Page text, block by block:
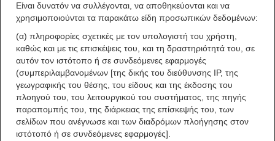
Είναι δυνατόν να συλλέγονται, να αποθηκεύονται και να
χρησιμοποιούνται τα παρακάτω είδη προσωπικών δεδομένων:
(α) πληροφορίες σχετικές με τον υπολογιστή του χρήστη,
καθώς και με τις επισκέψεις του, και τη δραστηριότητά του, σε
αυτόν τον ιστότοπο ή σε συνδεόμενες εφαρμογές
(συμπεριλαμβανομένων [της δικής του διεύθυνσης IP, της
γεωγραφικής του θέσης, του είδους και της έκδοσης του
πλοηγού του, του λειτουργικού του συστήματος, της πηγής
παραπομπής του, της διάρκειας της επίσκεψής του, των
σελίδων που ανέγνωσε και των διαδρόμων πλοήγησης στον
ιστότοπό ή σε συνδεόμενες εφαρμογές].